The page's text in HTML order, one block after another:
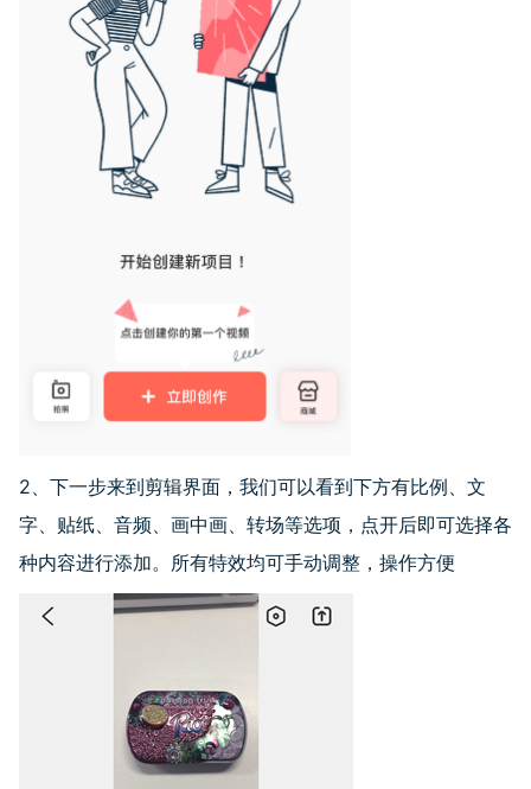
2、下一步来到剪辑界面，我们可以看到下方有比例、文
字、贴纸、音频、画中画、转场等选项，点开后即可选择各
种内容进行添加。所有特效均可手动调整，操作方便